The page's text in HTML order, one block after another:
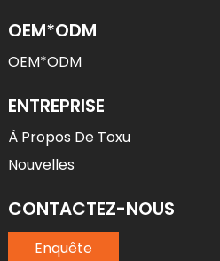
OEM*ODM
OEM*ODM
ENTREPRISE
À Propos De Toxu
Nouvelles
CONTACTEZ-NOUS
Enquête